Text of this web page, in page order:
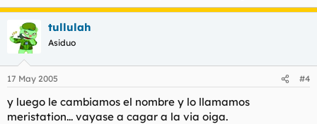
tullulah
Asiduo
17 May 2005 #4
y luego le cambiamos el nombre y lo llamamos
meristation... vayase a cagar a la via oiga.